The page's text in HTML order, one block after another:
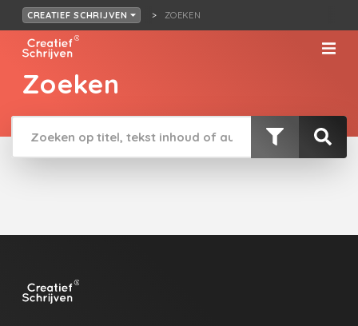
CREATIEF SCHRIJVEN ZOEKEN
Zoeken